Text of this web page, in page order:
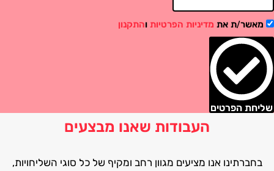
ת אתמדיניות הפרטיותוהתקנון
הפרטים
העבודות שאנו מבצעים
אנו מציעים מגוון רחב ומקיף של כל סוגי השליחויות,